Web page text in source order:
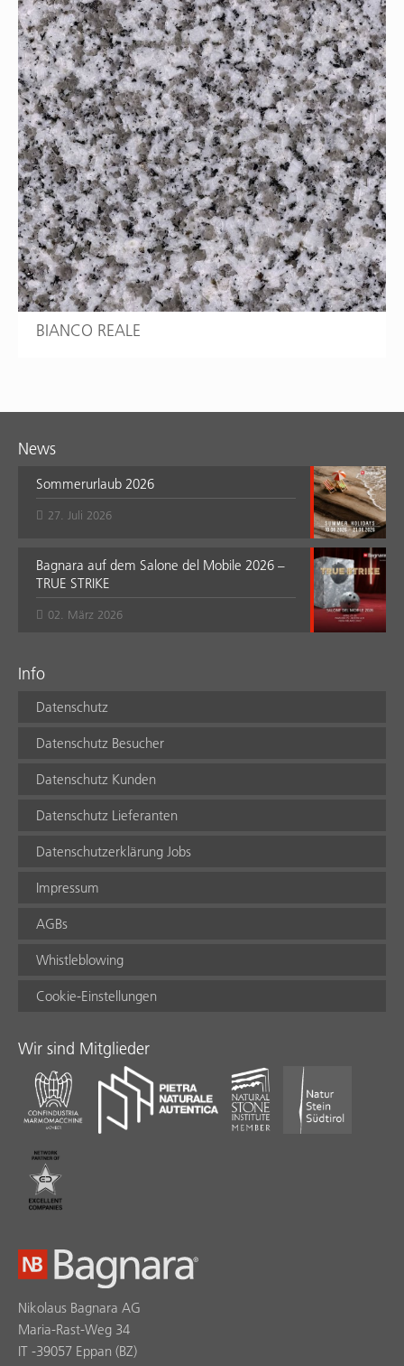
BIANCO REALE
News
Sommerurlaub 2026
27. Juli 2026
Bagnara auf dem Salone del Mobile 2026 –
TRUE STRIKE
02. März 2026
Info
Datenschutz
Datenschutz Besucher
Datenschutz Kunden
Datenschutz Lieferanten
Datenschutzerklärung Jobs
Impressum
AGBs
Whistleblowing
Cookie-Einstellungen
Wir sind Mitglieder
Nikolaus Bagnara AG
Maria-Rast-Weg 34
IT -39057 Eppan (BZ)